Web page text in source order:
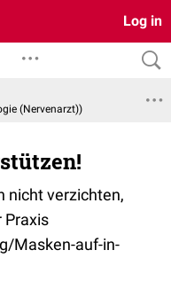
Log in
(Nervenarzt))
nicht verzichten,
Praxis
Masken-auf-in-